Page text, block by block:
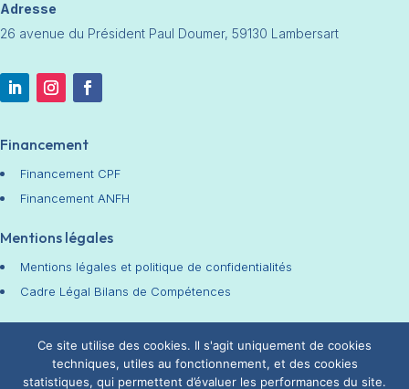
Adresse
26 avenue du Président Paul Doumer, 59130 Lambersart
Financement
Financement CPF
Financement ANFH
Mentions légales
Mentions légales et politique de confidentialités
Cadre Légal Bilans de Compétences
Chiffres Clés
Ce site utilise des cookies. Il s'agit uniquement de cookies
techniques, utiles au fonctionnement, et des cookies
statistiques, qui permettent d’évaluer les performances du site.